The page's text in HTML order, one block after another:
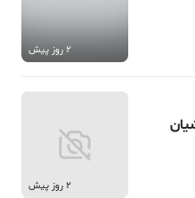
2 روز پیش
2 روز پیش